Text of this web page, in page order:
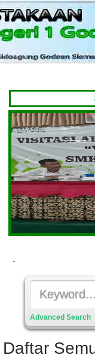
-
Advanced Search
Daftar